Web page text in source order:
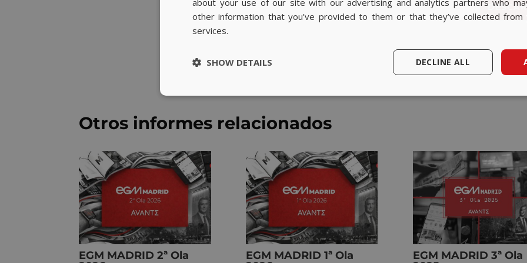
e
n
Otros informes relacionados
EGM MADRID 2ª Ola
EGM MADRID 1ª Ola
EGM MADRID 3ª Ola
about your use of our site with our advertising and analytics partners who
other information that you’ve provided to them or that they’ve collected
services.
DECLINE ALL
SHOW DETAILS